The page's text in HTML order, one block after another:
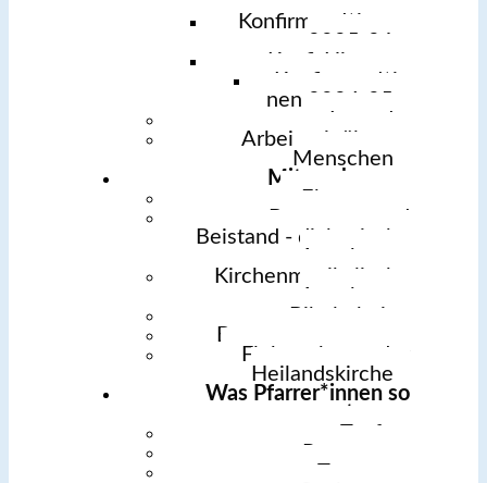
Konfirmand*innen
nen 2024-25
Arbeit mit älteren
Menschen
Mitmachen
Beistand - diakonische
Kirchenmusikalische
Begegnungsgarten
Flohmarkt vor der
Heilandskirche
Was Pfarrer*innen so